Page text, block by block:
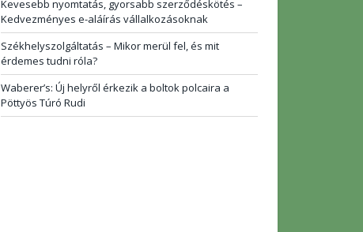
Kevesebb nyomtatás, gyorsabb szerződéskötés –
Kedvezményes e-aláírás vállalkozásoknak
Székhelyszolgáltatás – Mikor merül fel, és mit
érdemes tudni róla?
Waberer’s: Új helyről érkezik a boltok polcaira a
Pöttyös Túró Rudi